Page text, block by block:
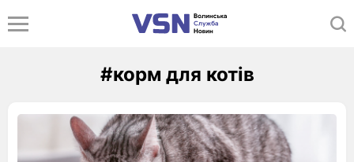
#корм для котів